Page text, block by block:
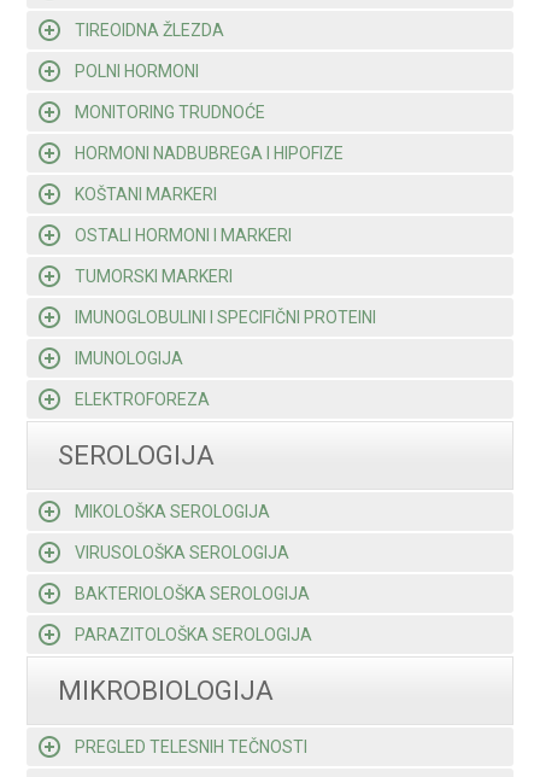
TIREOIDNA ŽLEZDA
POLNI HORMONI
MONITORING TRUDNOĆE
HORMONI NADBUBREGA I HIPOFIZE
KOŠTANI MARKERI
OSTALI HORMONI I MARKERI
TUMORSKI MARKERI
IMUNOGLOBULINI I SPECIFIČNI PROTEINI
IMUNOLOGIJA
ELEKTROFOREZA
SEROLOGIJA
MIKOLOŠKA SEROLOGIJA
VIRUSOLOŠKA SEROLOGIJA
BAKTERIOLOŠKA SEROLOGIJA
PARAZITOLOŠKA SEROLOGIJA
MIKROBIOLOGIJA
PREGLED TELESNIH TEČNOSTI